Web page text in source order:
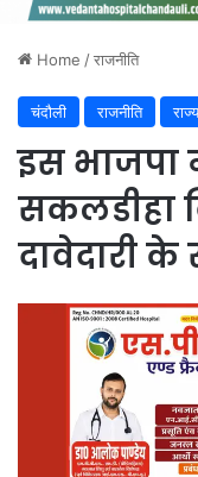
Home /राजनीति
चंदौली राजनीति
इस भाजपा
सकलडीहा
दावेदारी